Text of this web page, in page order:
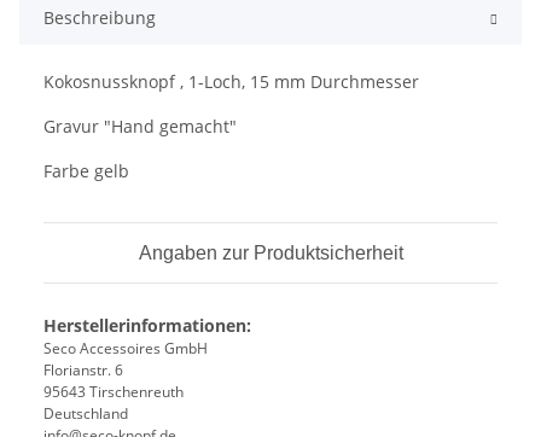
Beschreibung
Kokosnussknopf , 1-Loch, 15 mm Durchmesser
Gravur "Hand gemacht"
Farbe gelb
Angaben zur Produktsicherheit
Herstellerinformationen:
Seco Accessoires GmbH
Florianstr. 6
95643 Tirschenreuth
Deutschland